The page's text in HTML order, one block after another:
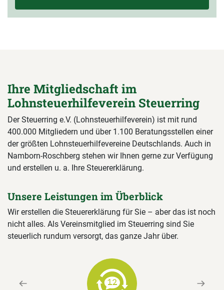
Ihre Mitgliedschaft im
Lohnsteuerhilfeverein Steuerring
Der Steuerring e.V. (Lohnsteuerhilfeverein) ist mit rund
400.000 Mitgliedern und über 1.100 Beratungsstellen einer
der größten Lohnsteuerhilfevereine Deutschlands. Auch in
Namborn-Roschberg stehen wir Ihnen gerne zur Verfügung
und erstellen u. a. Ihre Steuererklärung.
Unsere Leistungen im Überblick
Wir erstellen die Steuererklärung für Sie – aber das ist noch
nicht alles. Als Vereinsmitglied im Steuerring sind Sie
steuerlich rundum versorgt, das ganze Jahr über.